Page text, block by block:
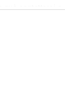
sito nella